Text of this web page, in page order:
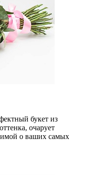
букет из
очарует
о ваших самых